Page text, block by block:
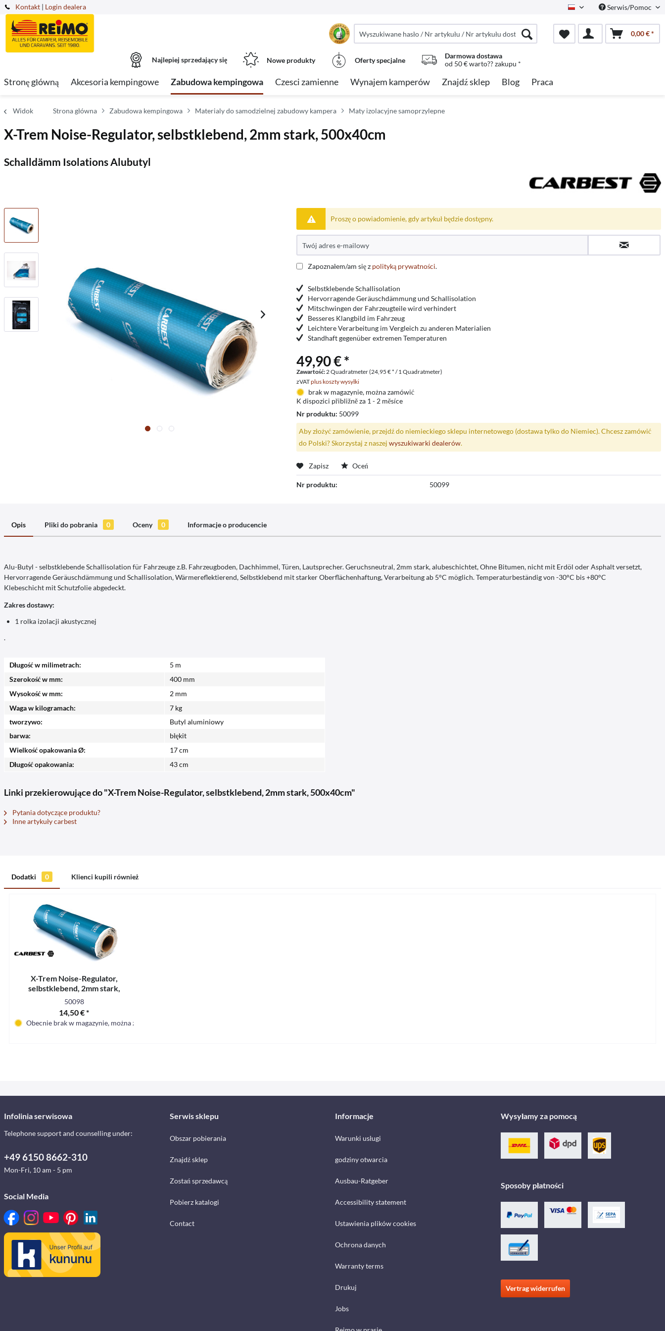
Kontakt Polish Serwis/Pomoc
| Login dealera
0,00 € *
Najlepiej sprzedający się Nowe produkty Oferty specjalne
Darmowa dostawa
od 50 € warto?? zakupu *
Stronę główną Akcesoria kempingowe Zabudowa kempingowa Czesci zamienne Wynajem kamperów Znajdź sklep Blog Praca
Widok Strona główna Zabudowa kempingowa Materialy do samodzielnej zabudowy kampera Maty izolacyjne samoprzylepne
X-Trem Noise-Regulator, selbstklebend, 2mm stark, 500x40cm
Schalldämm Isolations Alubutyl
Proszę o powiadomienie, gdy artykuł będzie dostępny.
Zapoznałem/am się z polityką prywatności.
Selbstklebende Schallisolation
Hervorragende Geräuschdämmung und Schallisolation
Mitschwingen der Fahrzeugteile wird verhindert
Besseres Klangbild im Fahrzeug
Leichtere Verarbeitung im Vergleich zu anderen Materialien
Standhaft gegenüber extremen Temperaturen
49,90 € *
Zawartość:2 Quadratmeter (24,95 € * / 1 Quadratmeter)
zVATplus koszty wysyłki
brak w magazynie, można zamówić
K dispozici přibližně za 1 - 2 měsíce
Nr produktu: 50099
Aby złożyć zamówienie, przejdź do niemieckiego sklepu internetowego (dostawa tylko do Niemiec). Chcesz zamówić
do Polski? Skorzystaj z naszejwyszukiwarki dealerów.
Zapisz Oceń
Nr produktu: 50099
Opis Pliki do pobrania 0 Oceny 0 Informacje o producencie
Alu-Butyl - selbstklebende Schallisolation für Fahrzeuge z.B. Fahrzeugboden, Dachhimmel, Türen, Lautsprecher. Geruchsneutral, 2mm stark, alubeschichtet, Ohne Bitumen, nicht mit Erdöl oder Asphalt versetzt,
Hervorragende Geräuschdämmung und Schallisolation, Wärmereflektierend, Selbstklebend mit starker Oberflächenhaftung, Verarbeitung ab 5°C möglich. Temperaturbeständig von -30°C bis +80°C
Klebeschicht mit Schutzfolie abgedeckt.
Zakres dostawy:
1 rolka izolacji akustycznej
.
Długość w milimetrach:
5 m
Szerokość w mm:
400 mm
Wysokość w mm:
2 mm
Waga w kilogramach:
7 kg
tworzywo:
Butyl aluminiowy
barwa:
błękit
Wielkość opakowania Ø:
17 cm
Długość opakowania:
43 cm
Linki przekierowujące do "X-Trem Noise-Regulator, selbstklebend, 2mm stark, 500x40cm"
Pytania dotyczące produktu?
Inne artykuły carbest
Dodatki 0 Klienci kupili również
X-Trem Noise-Regulator,
selbstklebend, 2mm stark,
100x50cm
50098
14,50 € *
Obecnie brak w magazynie, można zamówić
Infolinia serwisowa
Telephone support and counselling under:
+49 6150 8662-310
Mon-Fri, 10 am - 5 pm
Social Media
Serwis sklepu
Obszar pobierania
Znajdź sklep
Zostań sprzedawcą
Pobierz katalogi
Contact
Informacje
Warunki usługi
godziny otwarcia
Ausbau-Ratgeber
Accessibility statement
Ustawienia plików cookies
Ochrona danych
Warranty terms
Drukuj
Jobs
Wysyłamy za pomocą
Sposoby płatności
Vertrag widerrufen